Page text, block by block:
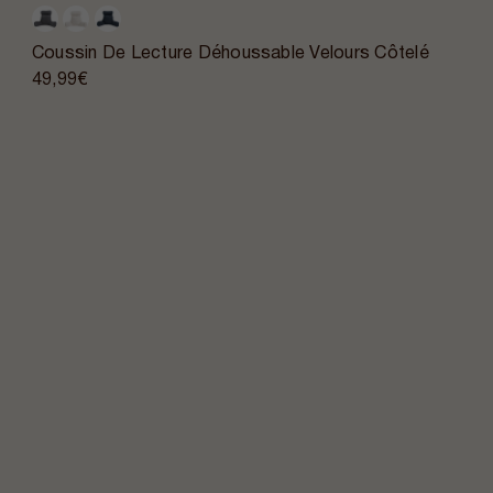
Coussin De Lecture Déhoussable Velours Côtelé
49,99€